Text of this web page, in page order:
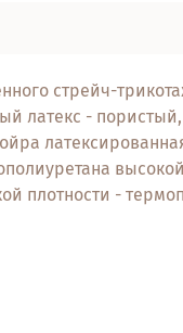
стрейч-
латекс -
плотности -